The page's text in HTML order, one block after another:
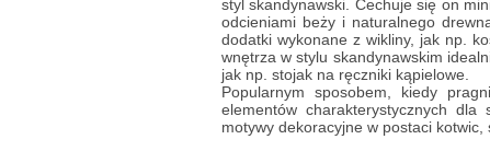
styl skandynawski. Cechuje się on
odcieniami beży i naturalnego
dodatki wykonane z wikliny, jak np.
wnętrza w stylu skandynawskim
jak np. stojak na ręczniki kąpielowe.
Popularnym sposobem, kiedy
elementów charakterystycznych
motywy dekoracyjne w postaci kotwic,